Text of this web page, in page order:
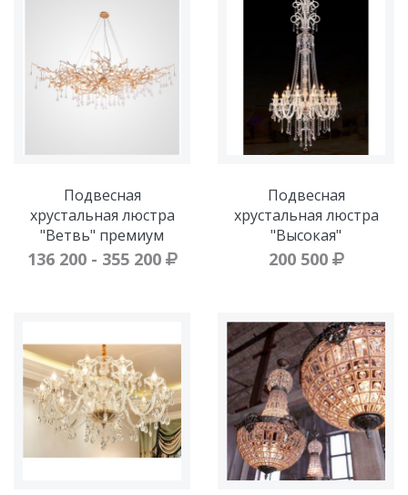
Подвесная
хрустальная люстра
"Ветвь" премиум
136 200 - 355 200
Подвесная
хрустальная люстра
"Высокая"
200 500